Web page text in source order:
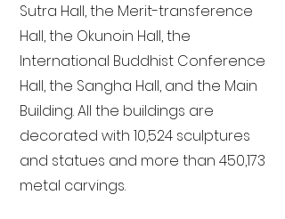
Sutra Hall, the Merit-transference
Hall, the Okunoin Hall, the
International Buddhist Conference
Hall, the Sangha Hall, and the Main
Building. All the buildings are
decorated with 10,524 sculptures
and statues and more than 450,173
metal carvings.